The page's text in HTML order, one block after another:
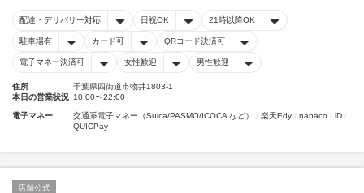
配達・デリバリー対応 日祝OK 21時以降OK
駐車場有 カード可 QRコード決済可
電子マネー決済可 女性歓迎 男性歓迎
住所
千葉県四街道市物井1803-1
本日の営業状況 10:00〜22:00
電子マネー 交通系電子マネー（Suica/PASMO/ICOCA など） 楽天Edy nanaco
iD
QUICPay
店舗公式